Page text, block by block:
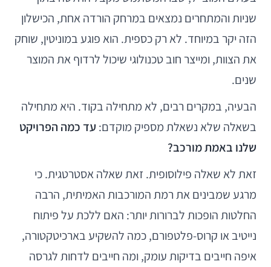
שניות והמתחרים נמצאים במרחק הורדה אחת, הכישלון
הזה יקר במיוחד. לא רק כספית. הוא פוגע במוניטין, שוחק
את הצוות, ומייצר חוב טכנולוגי שיכול לרדוף את המוצר
שנים.
הבעיה, במקרים רבים, לא מתחילה בקוד. היא מתחילה
בשאלה שלא נשאלת מספיק מוקדם: עד כמה הפרויקט
שלנו באמת מורכב?
זאת לא שאלה פילוסופית. זאת שאלה אסטרטגית. כי
מרגע שמבינים את רמת המורכבות האמיתית, הרבה
החלטות הופכות לברורות יותר: האם ללכת על פיתוח
נייטיב או קרוס-פלטפורם, כמה להשקיע בארכיטקטורה,
איפה חייבים בדיקות עומק, ומה חייבים לדחות לגרסה